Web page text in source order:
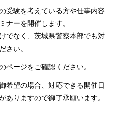
受験を考えている方や仕事内容
ナーを開催します。
でなく、茨城県警察本部でも対
さい。
ページをご確認ください。
希望の場合、対応できる開催日
ありますので御了承願います。